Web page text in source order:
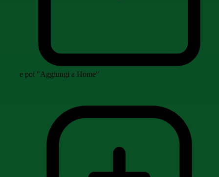
e poi "Aggiungi a Home"